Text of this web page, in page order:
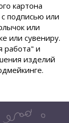
картона
подписью или
или
или сувениру.
работа" и
изделий